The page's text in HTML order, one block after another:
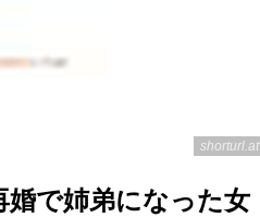
shorturl.at
婚で姉弟になった女